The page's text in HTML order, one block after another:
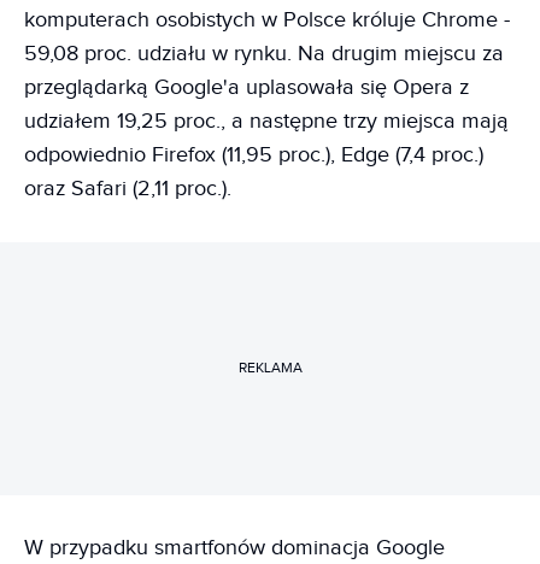
komputerach osobistych w Polsce króluje Chrome -
59,08 proc. udziału w rynku. Na drugim miejscu za
przeglądarką Google'a uplasowała się Opera z
udziałem 19,25 proc., a następne trzy miejsca mają
odpowiednio Firefox (11,95 proc.), Edge (7,4 proc.)
oraz Safari (2,11 proc.).
REKLAMA
W przypadku smartfonów dominacja Google